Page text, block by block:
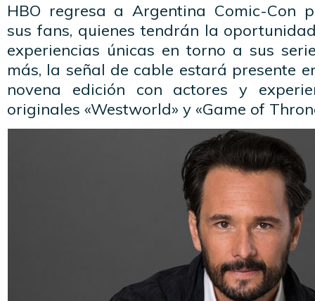
HBO regresa a Argentina Comic-Con
sus fans, quienes tendrán la
experiencias únicas en torno a sus
más, la señal de cable estará presente
novena edición con actores y
originales «Westworld» y «Game of